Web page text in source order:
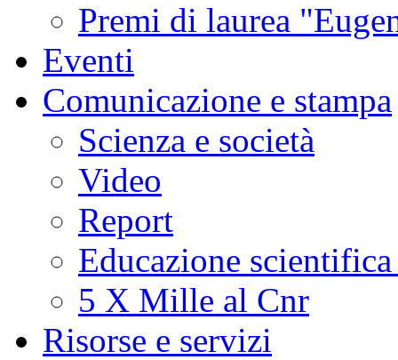
Premi di laurea
Eventi
Comunicazione e stampa
Scienza e società
Video
Report
Educazione
5 X Mille al Cnr
Risorse e servizi